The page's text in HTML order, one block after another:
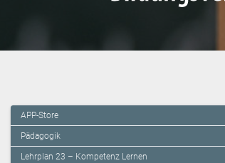
APP-Store
Pädagogik
Lehrplan 23 – Kompetenz Lernen